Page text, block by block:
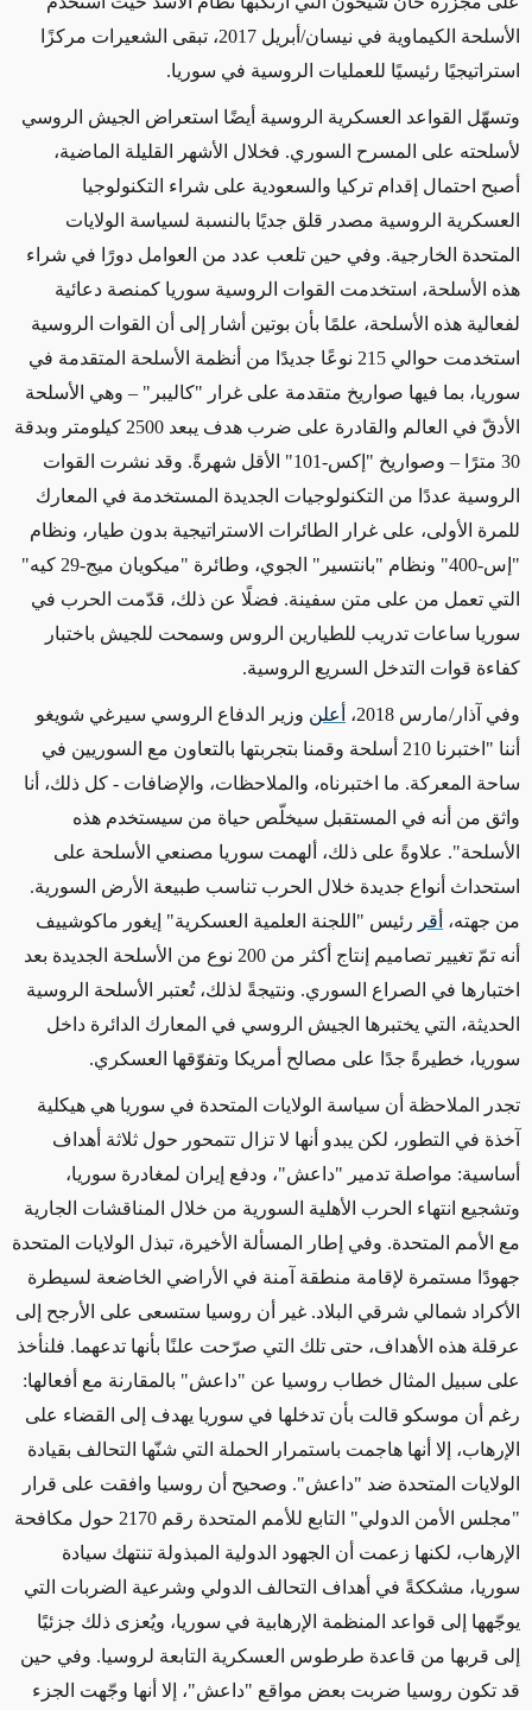
الأسلحة الكيماوية في نيسان/أبريل 2017، تبقى الشعيرات مركزًا
استراتيجيًا رئيسيًا للعمليات الروسية في سوريا.
وتسهّل القواعد العسكرية الروسية أيضًا استعراض الجيش الروسي
لأسلحته على المسرح السوري. فخلال الأشهر القليلة الماضية،
أصبح احتمال إقدام تركيا والسعودية على شراء التكنولوجيا
العسكرية الروسية مصدر قلق جديًا بالنسبة لسياسة الولايات
المتحدة الخارجية. وفي حين تلعب عدد من العوامل دورًا في شراء
هذه الأسلحة، استخدمت القوات الروسية سوريا كمنصة دعائية
لفعالية هذه الأسلحة، علمًا بأن بوتين أشار إلى أن القوات الروسية
استخدمت حوالي 215 نوعًا جديدًا من أنظمة الأسلحة المتقدمة في
سوريا، بما فيها صواريخ متقدمة على غرار "كاليبر" – وهي الأسلحة
الأدقّ في العالم والقادرة على ضرب هدف يبعد 2500 كيلومتر وبدقة
30 مترًا – وصواريخ "إكس-101" الأقل شهرةً. وقد نشرت القوات
الروسية عددًا من التكنولوجيات الجديدة المستخدمة في المعارك
للمرة الأولى، على غرار الطائرات الاستراتيجية بدون طيار، ونظام
"إس-400" ونظام "بانتسير" الجوي، وطائرة "ميكويان ميج-29 كيه"
التي تعمل من على متن سفينة. فضلًا عن ذلك، قدّمت الحرب في
سوريا ساعات تدريب للطيارين الروس وسمحت للجيش باختبار
كفاءة قوات التدخل السريع الروسية.
وفي آذار/مارس 2018، أعلن وزير الدفاع الروسي سيرغي شويغو
أننا "اختبرنا 210 أسلحة وقمنا بتجربتها بالتعاون مع السوريين في
ساحة المعركة. ما اختبرناه، والملاحظات، والإضافات - كل ذلك، أنا
واثق من أنه في المستقبل سيخلّص حياة من سيستخدم هذه
الأسلحة". علاوةً على ذلك، ألهمت سوريا مصنعي الأسلحة على
استحداث أنواع جديدة خلال الحرب تناسب طبيعة الأرض السورية.
من جهته، أقر رئيس "اللجنة العلمية العسكرية" إيغور ماكوشييف
أنه تمّ تغيير تصاميم إنتاج أكثر من 200 نوع من الأسلحة الجديدة بعد
اختبارها في الصراع السوري. ونتيجةً لذلك، تُعتبر الأسلحة الروسية
الحديثة، التي يختبرها الجيش الروسي في المعارك الدائرة داخل
سوريا، خطيرةً جدًا على مصالح أمريكا وتفوّقها العسكري.
تجدر الملاحظة أن سياسة الولايات المتحدة في سوريا هي هيكلية
آخذة في التطور، لكن يبدو أنها لا تزال تتمحور حول ثلاثة أهداف
أساسية: مواصلة تدمير "داعش"، ودفع إيران لمغادرة سوريا،
وتشجيع انتهاء الحرب الأهلية السورية من خلال المناقشات الجارية
مع الأمم المتحدة. وفي إطار المسألة الأخيرة، تبذل الولايات المتحدة
جهودًا مستمرة لإقامة منطقة آمنة في الأراضي الخاضعة لسيطرة
الأكراد شمالي شرقي البلاد. غير أن روسيا ستسعى على الأرجح إلى
عرقلة هذه الأهداف، حتى تلك التي صرّحت علنًا بأنها تدعهما. فلنأخذ
على سبيل المثال خطاب روسيا عن "داعش" بالمقارنة مع أفعالها:
رغم أن موسكو قالت بأن تدخلها في سوريا يهدف إلى القضاء على
الإرهاب، إلا أنها هاجمت باستمرار الحملة التي شنّها التحالف بقيادة
الولايات المتحدة ضد "داعش". وصحيح أن روسيا وافقت على قرار
"مجلس الأمن الدولي" التابع للأمم المتحدة رقم 2170 حول مكافحة
الإرهاب، لكنها زعمت أن الجهود الدولية المبذولة تنتهك سيادة
سوريا، مشككةً في أهداف التحالف الدولي وشرعية الضربات التي
يوجّهها إلى قواعد المنظمة الإرهابية في سوريا، ويُعزى ذلك جزئيًا
إلى قربها من قاعدة طرطوس العسكرية التابعة لروسيا. وفي حين
قد تكون روسيا ضربت بعض مواقع "داعش"، إلا أنها وجّهت الجزء